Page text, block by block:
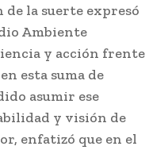
la suerte expresó
Ambiente
y acción frente
esta suma de
asumir ese
y visión de
enfatizó que en el